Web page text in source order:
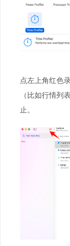
点左上角红色
（比如行情列
止。